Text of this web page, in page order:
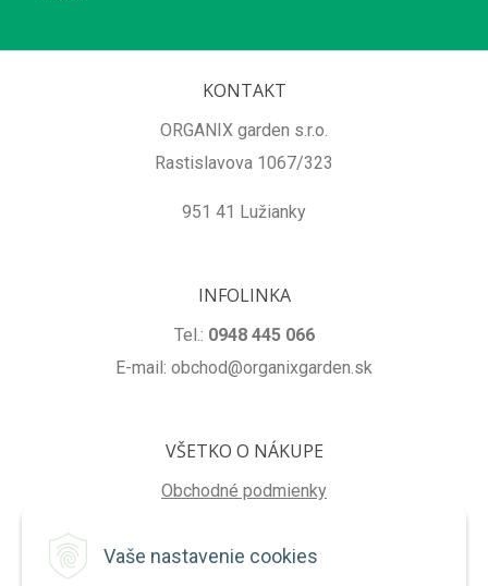
Vaše nastavenie cookies
KONTAKT
ORGANIX garden s.r.o.
Rastislavova 1067/323
951 41 Lužianky
INFOLINKA
Tel.: 0948 445 066
E-mail: obchod@organixgarden.sk
VŠETKO O NÁKUPE
Obchodné podmienky
Reklamačné podmienky